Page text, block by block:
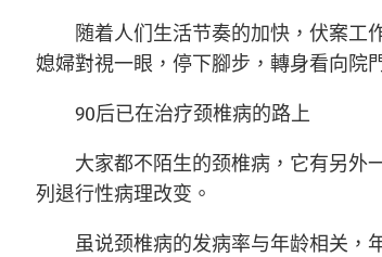
随着人们生活节奏的加快，伏案工作
媳婦對視一眼，停下腳步，轉身看向院
90后已在治疗颈椎病的路上
大家都不陌生的颈椎病，它有另外一
列退行性病理改变。
虽说颈椎病的发病率与年龄相关，年